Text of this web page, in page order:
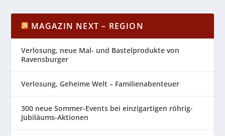
MAGAZIN NEXT – REGION
Verlosung, neue Mal- und Bastelprodukte von
Ravensburger
Verlosung, Geheime Welt – Familienabenteuer
300 neue Sommer-Events bei einzigartigen röhrig-
Jubiläums-Aktionen